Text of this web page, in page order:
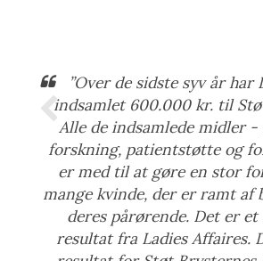
”Over de sidste syv år har
indsamlet 600.000 kr. til
Alle de indsamlede midler
forskning, patientstøtte og
er med til at gøre en stor
mange kvinde, der er ramt
deres pårørende. Det er
resultat fra Ladies Affaires.